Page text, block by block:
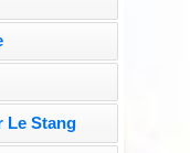
Le Stang